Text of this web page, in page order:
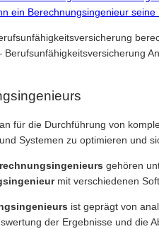
ein Berechnungsingenieur
Berufsunfähigkeitsversicherung
für die Durchführung von
Systemen zu optimieren und
gehören
mit verschiedenen
ist geprägt von
der Ergebnisse und die